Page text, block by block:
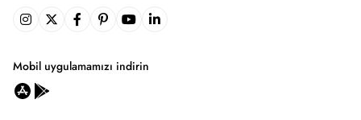
Mobil uygulamamızı indirin